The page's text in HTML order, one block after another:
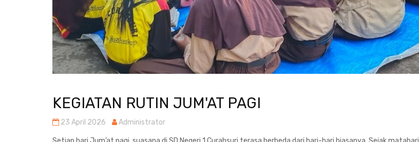
KEGIATAN RUTIN JUM'AT PAGI
23 April 2026 Administrator